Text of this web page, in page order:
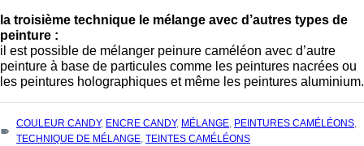
la troisième technique le mélange avec d’autres types de
peinture :
il est possible de mélanger peinure caméléon avec d’autre
peinture à base de particules comme les peintures nacrées ou
les peintures holographiques et même les peintures aluminium.
TAGS
:
COULEUR CANDY, ENCRE CANDY, MÉLANGE, PEINTURES CAMÉLÉONS,
TECHNIQUE DE MÉLANGE,TEINTES CAMÉLÉONS